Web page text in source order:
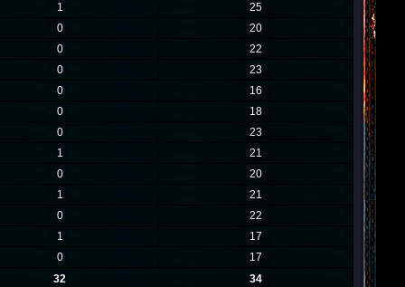
1
25
0
20
0
22
0
23
0
16
0
18
0
23
1
21
0
20
1
21
0
22
1
17
0
17
32
34